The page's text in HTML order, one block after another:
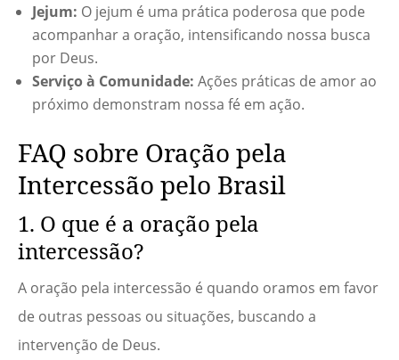
Jejum: O jejum é uma prática poderosa que pode
acompanhar a oração, intensificando nossa busca
por Deus.
Serviço à Comunidade: Ações práticas de amor ao
próximo demonstram nossa fé em ação.
FAQ sobre Oração pela
Intercessão pelo Brasil
1. O que é a oração pela
intercessão?
A oração pela intercessão é quando oramos em favor
de outras pessoas ou situações, buscando a
intervenção de Deus.